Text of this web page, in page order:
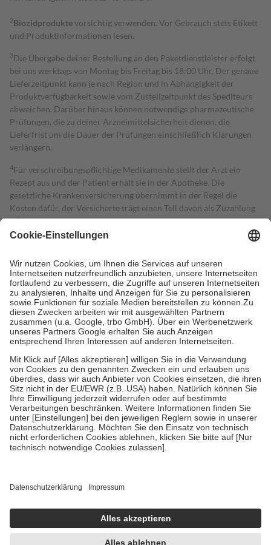
2Biozidproduktevorsichtig verwenden. Vor Gebrauch stets Etikett
und Produktinformationen lesen.
3Die Übergabe deiner Bestellung an den Paketdienstleister erfolgt
bei uns werktags von Montag bis Freitag bis 18:00 Uhr. Der genaue
Lieferzeitpunkt kann je nach Region und in Abhängigkeit der
Produktverfügbarkeit sowie vom Zustellzeitpunkt des Spediteurs
abweichen. Darüber hinaus können notwendige pharmazeutische
Prüfungen, die zu deiner Arzneimittelsicherheit dienen, die
Lieferfrist um die Dauer der Prüfungen einschließlich Klärungen
verlängern.
4Für verschreibungspflichtige Medikamente stellt der Arzt ein
Rezept aus und der Patient erhält sie in der Apotheke. Die
gesetzliche Krankenversicherung übernimmt in der Regel die
Kosten dafür, der Versicherte trägt einen Teil davon als Zuzahlung
mit.
Grundsätzlich leisten Mitglieder Zuzahlungen in Höhe von zehn
höchstens zehn Euro.
Es sind jedoch nie mehr als die tatsächlichen
Kosten der Leistung zu entrichten.
Diese Regeln gelten grundsätzlich auch für Online-Apotheken.
Bei Heilmitteln und häuslicher Krankenpflege beträgt die
Zuzahlung zehn Prozent der Kosten sowie zehn Euro je
Verordnung.
Um das Engagement der Versicherten für ihre eigene Gesundheit zu
stärken und die besondere Stellung der Familie zu unterstützen,
fallenkeine Zuzahlungenan bei:
• Kindern und Jugendlichen bis zum vollendeten 18. Lebensjahr
mit Ausnahme der Fahrkosten
• Untersuchungen zur Vorsorge und Früherkennung, die von der
GKV getragen werden
• empfohlenen Schutzimpfungen
• Harn- und Blutteststreifen
getroffen, um sicherzustellen, dass es sich um echte Bewertungen
https://help.etrusted.com/hc/de/articles/4419944605341
Einige Bilder und Inhalte wurden unter Zuhilfenahme künstlicher